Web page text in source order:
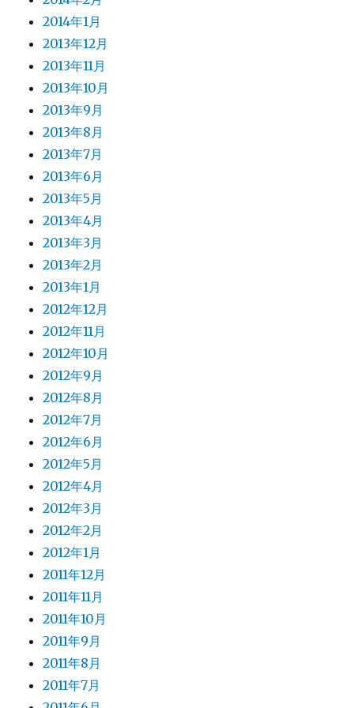
2014年1月
2013年12月
2013年11月
2013年10月
2013年9月
2013年8月
2013年7月
2013年6月
2013年5月
2013年4月
2013年3月
2013年2月
2013年1月
2012年12月
2012年11月
2012年10月
2012年9月
2012年8月
2012年7月
2012年6月
2012年5月
2012年4月
2012年3月
2012年2月
2012年1月
2011年12月
2011年11月
2011年10月
2011年9月
2011年8月
2011年7月